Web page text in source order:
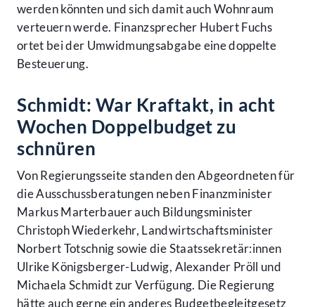
werden könnten und sich damit auch Wohnraum
verteuern werde. Finanzsprecher Hubert Fuchs
ortet bei der Umwidmungsabgabe eine doppelte
Besteuerung.
Schmidt: War Kraftakt, in acht
Wochen Doppelbudget zu
schnüren
Von Regierungsseite standen den Abgeordneten für
die Ausschussberatungen neben Finanzminister
Markus Marterbauer auch Bildungsminister
Christoph Wiederkehr, Landwirtschaftsminister
Norbert Totschnig sowie die Staatssekretär:innen
Ulrike Königsberger-Ludwig, Alexander Pröll und
Michaela Schmidt zur Verfügung. Die Regierung
hätte auch gerne ein anderes Budgetbegleitgesetz